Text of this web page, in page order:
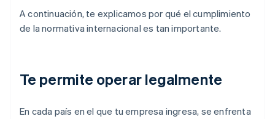
A continuación, te explicamos por qué el cumplimiento
de la normativa internacional es tan importante.
Te permite operar legalmente
En cada país en el que tu empresa ingresa, se enfrenta